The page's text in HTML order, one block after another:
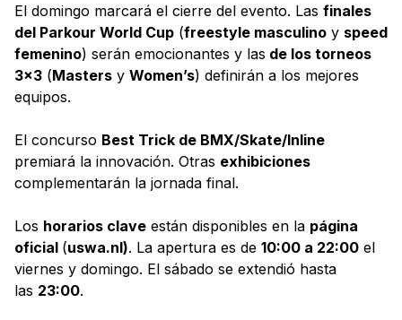
El domingo marcará el cierre del evento. Las finales
del Parkour World Cup (freestyle masculino y speed
femenino) serán emocionantes y las de los torneos
3×3 (Masters y Women’s) definirán a los mejores
equipos.
El concurso Best Trick de BMX/Skate/Inline
premiará la innovación. Otras exhibiciones
complementarán la jornada final.
Los horarios clave están disponibles en la página
oficial (uswa.nl). La apertura es de 10:00 a 22:00 el
viernes y domingo. El sábado se extendió hasta
las 23:00.